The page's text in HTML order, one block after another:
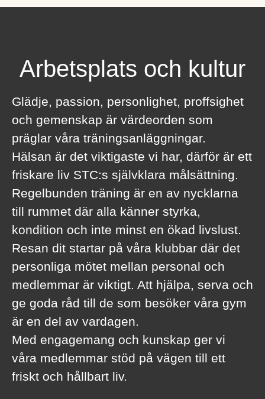
Arbetsplats och kultur
Glädje, passion, personlighet, proffsighet
och gemenskap är värdeorden som
präglar våra träningsanläggningar.
Hälsan är det viktigaste vi har, därför är ett
friskare liv STC:s självklara målsättning.
Regelbunden träning är en av nycklarna
till rummet där alla känner styrka,
kondition och inte minst en ökad livslust.
Resan dit startar på våra klubbar där det
personliga mötet mellan personal och
medlemmar är viktigt. Att hjälpa, serva och
ge goda råd till de som besöker våra gym
är en del av vardagen.
Med engagemang och kunskap ger vi
våra medlemmar stöd på vägen till ett
friskt och hållbart liv.